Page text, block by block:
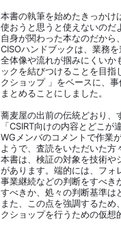
本書の執筆を始めたきっかけ
使おうと思うと使えないのだ
自身が関わった本なのだか
CISOハンドブックは、業務
全体像や流れが掴みにくいか
ックを結びつけることを目
クショップ 」をベースに、
まとめることにしました。
蕎麦屋の出前の伝統どおり、
「CSIRT向けの内容とどこ
WGメンバのコメントで作業
ようで、査読をいただいた
本書は、検証の対象を技術や
があります。端的には、フォ
事業継続などの判断をすべき
すべきか、処々の判断基準は
また、この点を強調するた
クショップを行うための仮